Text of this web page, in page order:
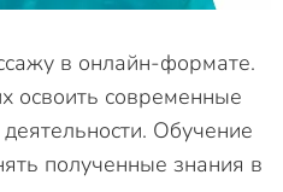
в онлайн-формате.
освоить современные
Обучение
полученные знания в